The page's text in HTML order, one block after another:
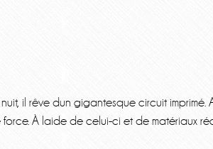
il rêve dun gigantesque circuit
À laide de celui-ci et de matériaux